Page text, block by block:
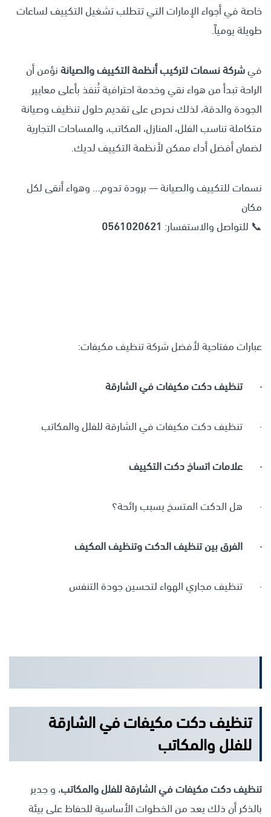
خاصة في أجواء الإمارات التي تتطلب تشغيل التكييف لساعات
طويلة يومياً.
فيشركة نسمات لتركيب أنظمة التكييف والصيانةنؤمن أن
الراحة تبدأ من هواء نقي وخدمة احترافية تُنفذ بأعلى معايير
الجودة والدقة، لذلك نحرص على تقديم حلول تنظيف وصيانة
متكاملة تناسب الفلل، المنازل، المكاتب، والمساحات التجارية
لضمان أفضل أداء ممكن لأنظمة التكييف لديك.
نسمات للتكييف والصيانة — برودة تدوم… وهواء أنقى لكل
مكان
📞 للتواصل والاستفسار: 0561020621
عبارات مفتاحية لأفضل شركة تنظيف مكيفات:
·تنظيف دكت مكيفات في الشارقة
· تنظيف دكت مكيفات في الشارقة للفلل والمكاتب
·علامات اتساخ دكت التكييف
· هل الدكت المتسخ يسبب رائحة؟
· الفرق بين تنظيف الدكت وتنظيف المكيف
· تنظيف مجاري الهواء لتحسين جودة التنفس
تنظيف دكت مكيفات في الشارقة
للفلل والمكاتب
تنظيف دكت مكيفات في الشارقة للفلل والمكاتب، و جدير
بالذكر أن ذلك يعد من الخطوات الأساسية للحفاظ على بيئة